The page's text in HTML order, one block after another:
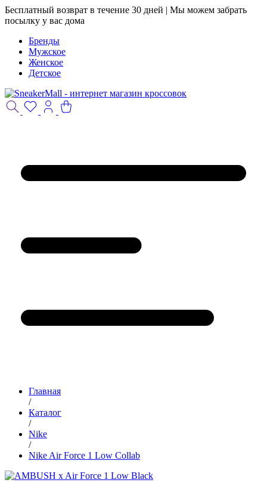
Бесплатный возврат в течение 30 дней | Мы можем забрать
посылку у вас дома
Бренды
Мужское
Женское
Детское
Главная
/
Каталог
/
Nike
/
Nike Air Force 1 Low Collab